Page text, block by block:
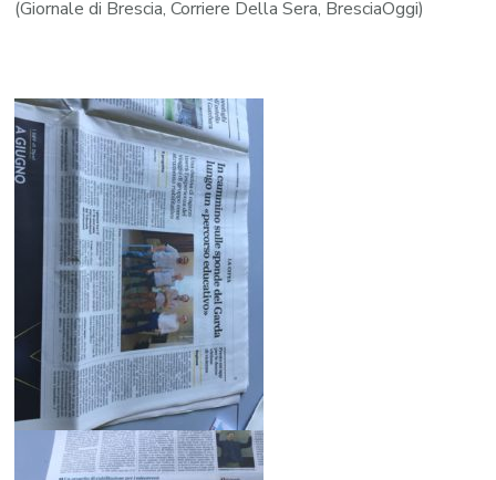
(Giornale di Brescia, Corriere Della Sera, BresciaOggi)